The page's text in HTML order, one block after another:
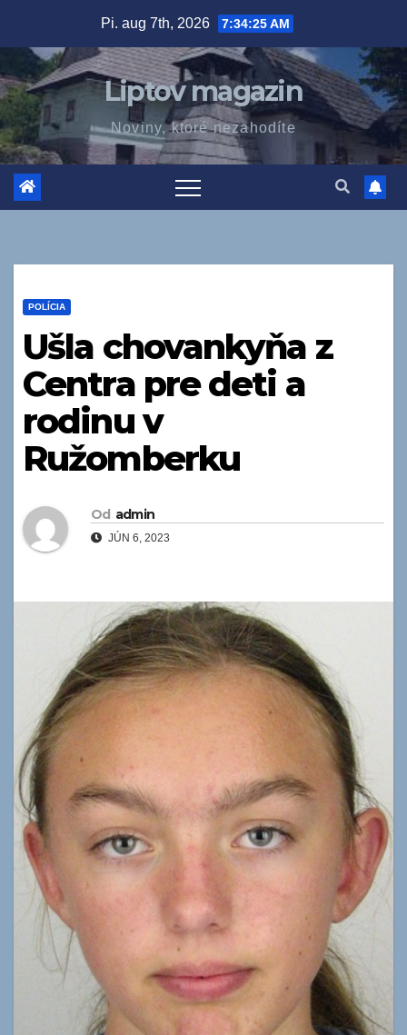
obsah
Pi. aug 7th, 2026 7:34:26 AM
Liptov magazin
Noviny, ktoré nezahodíte
POLÍCIA
Ušla chovankyňa z
Centra pre deti a
rodinu v
Ružomberku
Od admin
JÚN 6, 2023